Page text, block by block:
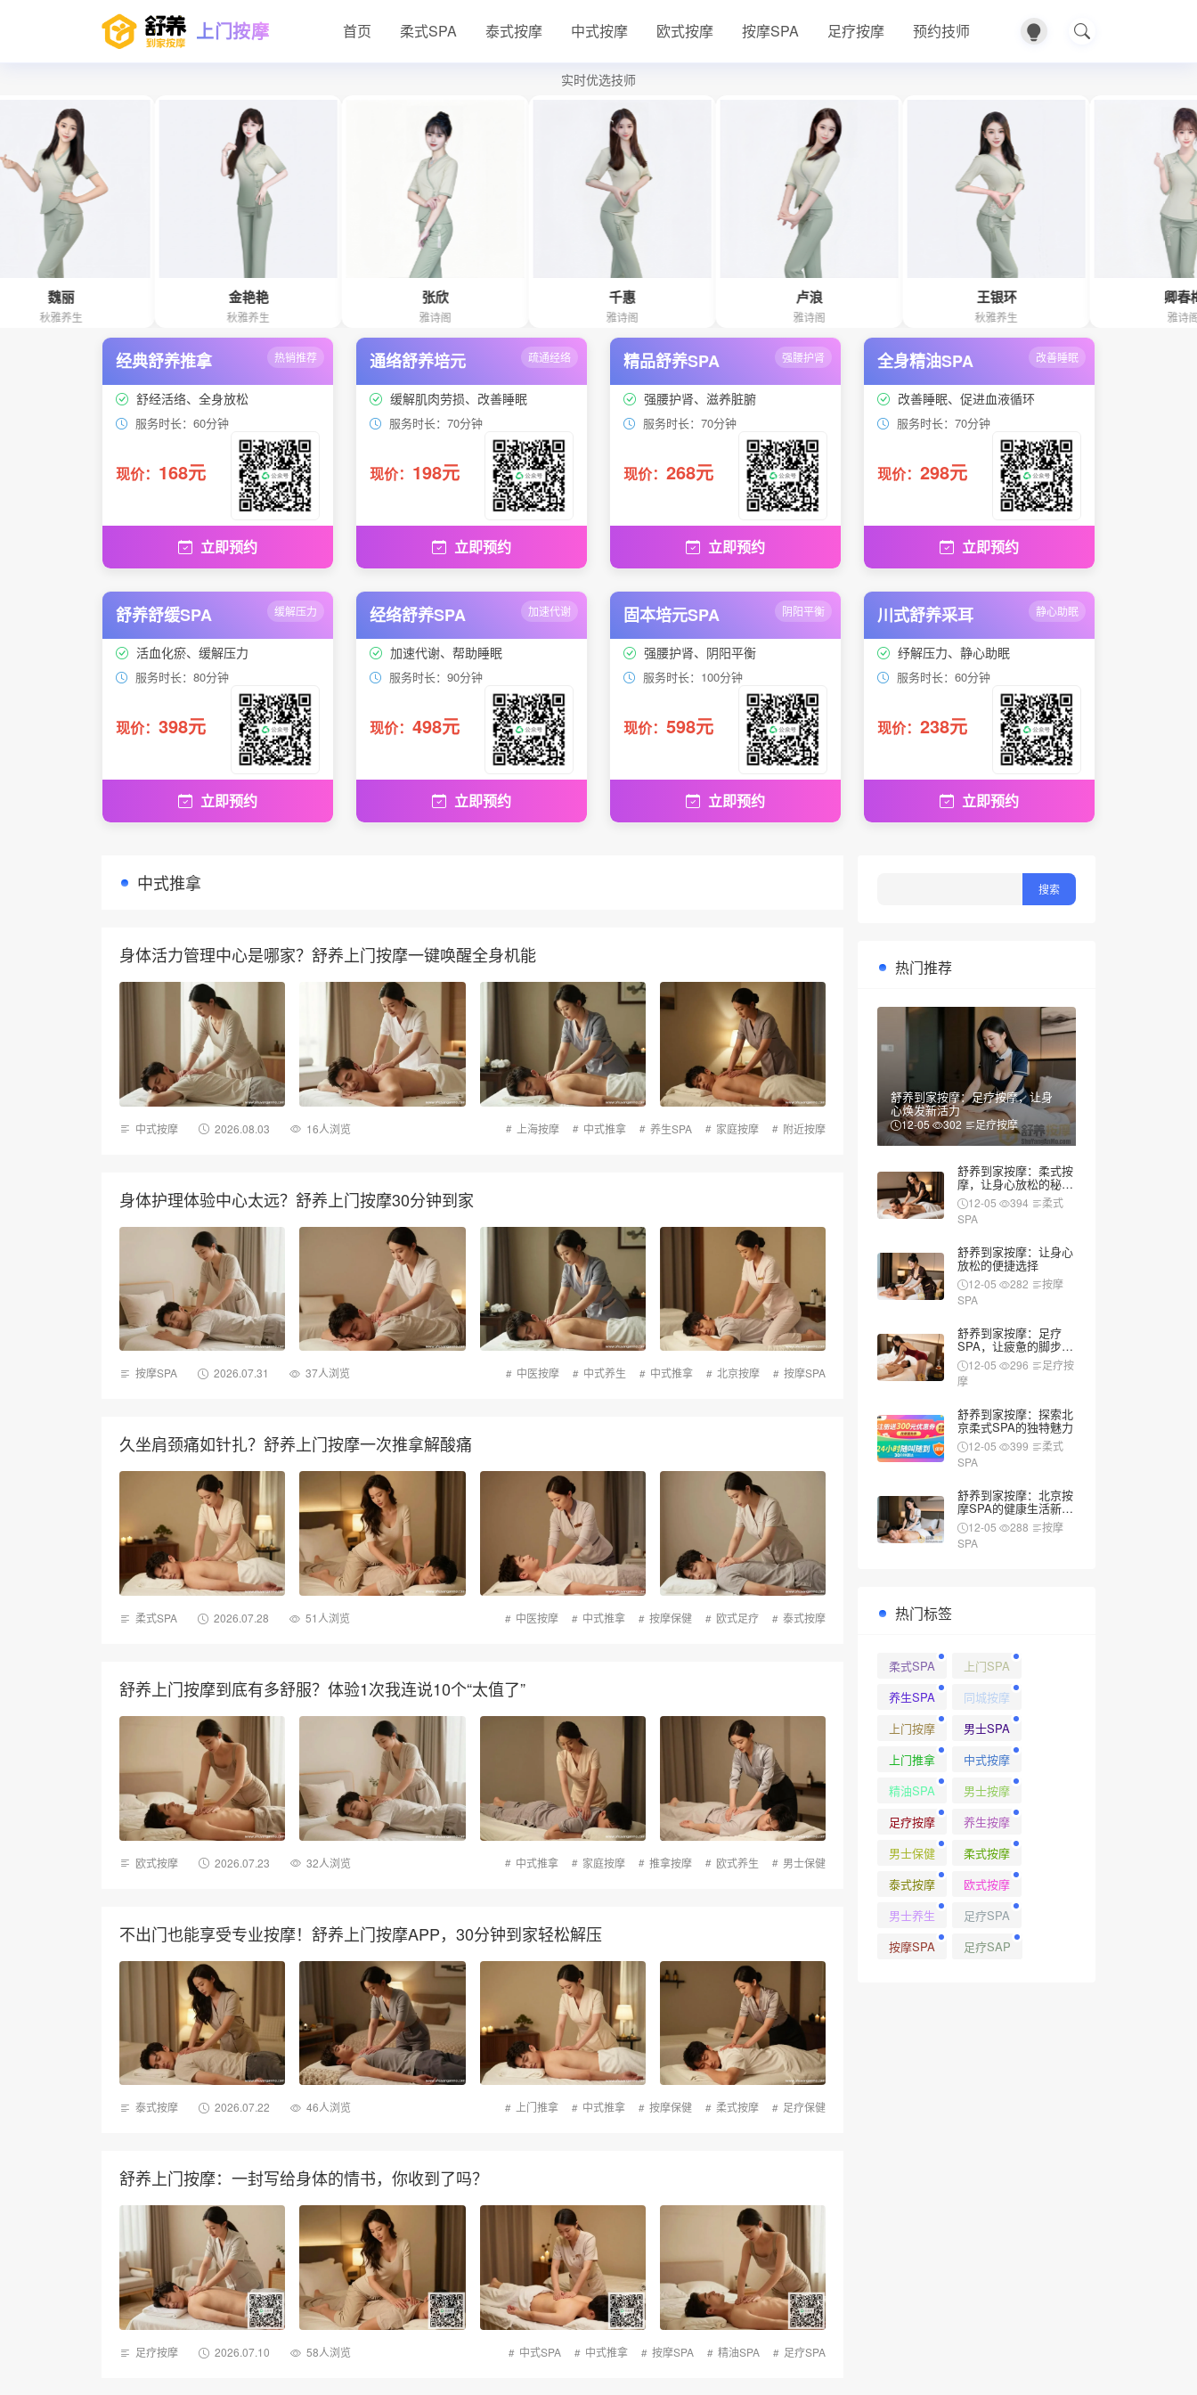
上门按摩 首页 柔式SPA 泰式按摩 中式按摩 欧式按摩 按摩SPA 足疗按摩 预约技师
实时优选技师
经典舒养推拿 热销推荐
舒经活络、全身放松
服务时长：60分钟
现价： 168元
立即预约
通络舒养培元 疏通经络
缓解肌肉劳损、改善睡眠
服务时长：70分钟
现价： 198元
立即预约
精品舒养SPA 强腰护肾
强腰护肾、滋养脏腑
服务时长：70分钟
现价： 268元
立即预约
全身精油SPA 改善睡眠
改善睡眠、促进血液循环
服务时长：70分钟
现价： 298元
立即预约
舒养舒缓SPA 缓解压力
活血化瘀、缓解压力
服务时长：80分钟
现价： 398元
立即预约
经络舒养SPA 加速代谢
加速代谢、帮助睡眠
服务时长：90分钟
现价： 498元
立即预约
固本培元SPA 阴阳平衡
强腰护肾、阴阳平衡
服务时长：100分钟
现价： 598元
立即预约
川式舒养采耳 静心助眠
纾解压力、静心助眠
服务时长：60分钟
现价： 238元
立即预约
中式推拿
身体活力管理中心是哪家？舒养上门按摩一键唤醒全身机能
中式按摩 2026.08.03 16人浏览 上海按摩 中式推拿 养生SPA 家庭按摩 附近按摩
身体护理体验中心太远？舒养上门按摩30分钟到家
按摩SPA 2026.07.31 37人浏览 中医按摩 中式养生 中式推拿 北京按摩 按摩SPA
久坐肩颈痛如针扎？舒养上门按摩一次推拿解酸痛
柔式SPA 2026.07.28 51人浏览 中医按摩 中式推拿 按摩保健 欧式足疗 泰式按摩
舒养上门按摩到底有多舒服？体验1次我连说10个“太值了”
欧式按摩 2026.07.23 32人浏览 中式推拿 家庭按摩 推拿按摩 欧式养生 男士保健
不出门也能享受专业按摩！舒养上门按摩APP，30分钟到家轻松解压
泰式按摩 2026.07.22 46人浏览 上门推拿 中式推拿 按摩保健 柔式按摩 足疗保健
舒养上门按摩：一封写给身体的情书，你收到了吗？
足疗按摩 2026.07.10 58人浏览 中式SPA 中式推拿 按摩SPA 精油SPA 足疗SPA
热门推荐
舒养到家按摩：足疗按摩，让身
心焕发新活力
12-05 302 足疗按摩
舒养到家按摩：柔式按
摩，让身心放松的秘密
武器12-05 394
柔式
SPA
舒养到家按摩：让身心
放松的便捷选择
12-05 282
按摩
SPA
舒养到家按摩：足疗
SPA，让疲惫的脚步重
新焕发活力
12-05 296
足疗按
摩
舒养到家按摩：探索北
京柔式SPA的独特魅力
12-05 399
柔式
SPA
舒养到家按摩：北京按
摩SPA的健康生活新风
尚12-05 288
按摩
SPA
热门标签
柔式SPA
上门SPA
养生SPA
同城按摩
上门按摩
男士SPA
上门推拿
中式按摩
精油SPA
男士按摩
足疗按摩
养生按摩
男士保健
柔式按摩
泰式按摩
欧式按摩
男士养生
足疗SPA
按摩SPA
足疗SAP